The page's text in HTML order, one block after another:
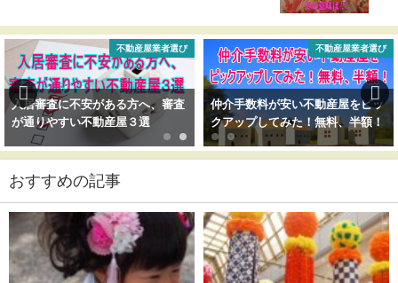
不動産屋業者選び
入居審査に不安がある方へ、審査
が通りやすい不動産屋３選
不動産屋業者選び
仲介手数料が安い不動産屋をピッ
クアップしてみた！無料、半額！
おすすめの記事